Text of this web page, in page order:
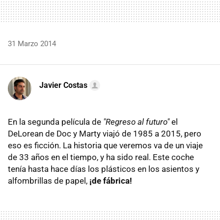
31 Marzo 2014
Javier Costas
En la segunda película de "Regreso al futuro"el
DeLorean de Doc y Marty viajó de 1985 a 2015, pero
eso es ficción. La historia que veremos va de un viaje
de 33 años en el tiempo, y ha sido real. Este coche
tenía hasta hace días los plásticos en los asientos y
alfombrillas de papel, ¡de fábrica!